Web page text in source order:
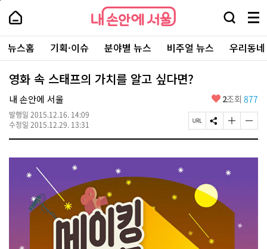
본
로
가
내
손
안
에
서
울
-
서
울
시
대
표
소
포
내
손
에
울
검
창
열
기
메
뉴
전
체
보
주
요
서
뉴스홈 기획·이슈 분야별 뉴스 비주얼 뉴스 우리동
영화 속 스태프의 가치를 알고 싶다면?
내 손안에 서울
발행일 2015.12.16. 14:09
수정일 2015.12.29. 13:31
좋
요
2조회 877
페
이
U
복
사
S
N
공
기
글
자
기
기
글
자
기
페
상
단
로